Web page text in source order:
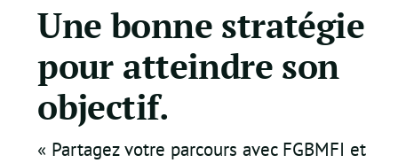
Une bonne stratégie
pour atteindre son
objectif.
« Partagez votre parcours avec FGBMFI et